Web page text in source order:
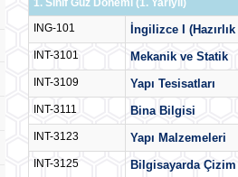
1. Sınıf Güz Dönemi (1. Yarıyıl)
ING-101
İngilizce I
INT-3101 Mekanik ve Statik
INT-3109 Yapı Tesisatları
INT-3111 Bina Bilgisi
INT-3123 Yapı Malzemeleri
INT-3125 Bilgisayarda Çizim